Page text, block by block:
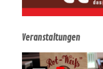
Veranstaltungen